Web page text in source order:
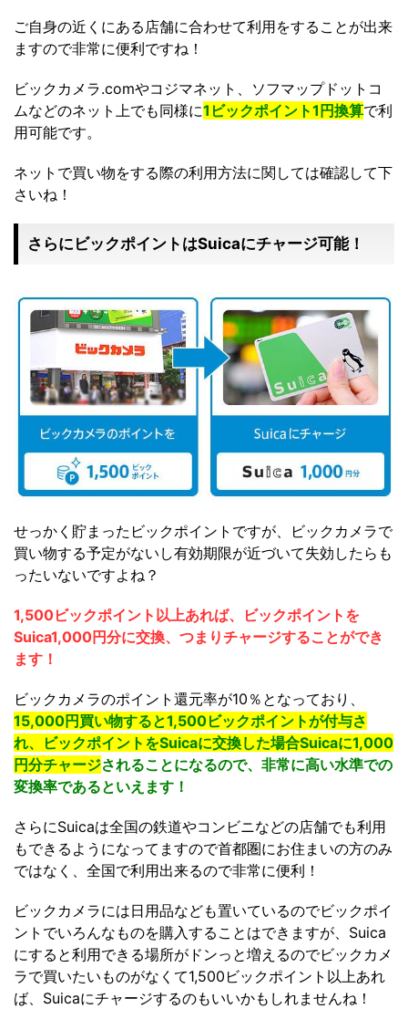
ご自身の近くにある店舗に合わせて利用をすることが出来
ますので非常に便利ですね！
ビックカメラ.comやコジマネット、ソフマップドットコ
ムなどのネット上でも同様に1ビックポイント1円換算で利
用可能です。
ネットで買い物をする際の利用方法に関しては確認して下
さいね！
さらにビックポイントはSuicaにチャージ可能！
せっかく貯まったビックポイントですが、ビックカメラで
買い物する予定がないし有効期限が近づいて失効したらも
ったいないですよね？
1,500ビックポイント以上あれば、ビックポイントを
Suica1,000円分に交換、 つまりチャージすることができ
ます！
ビックカメラのポイント還元率が10％となっており、
15,000円買い物すると1,500ビックポイントが付与さ
れ、ビックポイントをSuicaに交換した場合Suicaに1,000
円分チャージされることになるので、非常に高い水準での
変換率であるといえます！
さらにSuicaは全国の鉄道やコンビニなどの店舗でも利用
もできるようになってますので首都圏にお住まいの方のみ
ではなく、全国で利用出来るので非常に便利！
ビックカメラには日用品なども置いているのでビックポイ
ントでいろんなものを購入することはできますが、Suica
にすると利用できる場所がドンっと増えるのでビックカメ
ラで買いたいものがなくて1,500ビックポイント以上あれ
ば、Suicaにチャージするのもいいかもしれませんね！